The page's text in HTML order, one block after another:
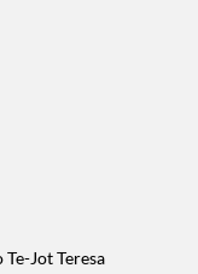
Jot Teresa